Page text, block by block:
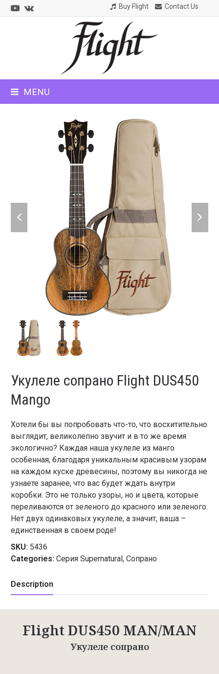
Youtube
VK Buy Flight Contact Us
MENU
slide
slide
Укулеле сопрано Flight DUS450
Mango
Хотели бы вы попробовать что-то, что восхитительно
выглядит, великолепно звучит и в то же время
экологично? Каждая наша укулеле из манго
особенная, благодаря уникальным красивым узорам
на каждом куске древесины, поэтому вы никогда не
узнаете заранее, что вас будет ждать внутри
коробки. Это не только узоры, но и цвета, которые
переливаются от зеленого до красного или зеленого.
Нет двух одинаковых укулеле, а значит, ваша –
единственная в своем роде!
SKU: 5436
Categories: Серия Supernatural,Сопрано
Description
Flight DUS450 MAN/MAN
Укулеле сопрано